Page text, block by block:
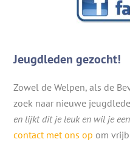
Jeugdleden gezocht!
Zowel de Welpen, als de
zoek naar nieuwe
en lijkt dit je leuk en wil je
contact met ons op om